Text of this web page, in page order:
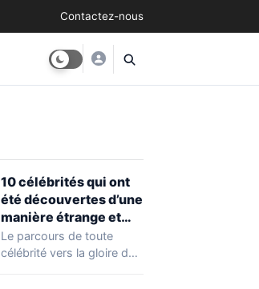
Contactez-nous
10 célébrités qui ont
été découvertes d’une
manière étrange et
inhabituelle
Le parcours de toute
célébrité vers la gloire doit